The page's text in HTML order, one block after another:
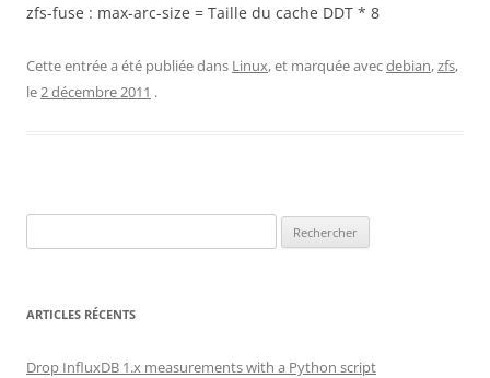
zfs-fuse : max-arc-size = Taille du cache DDT * 8
Cette entrée a été publiée dans Linux, et marquée avecdebian,zfs,
le2 décembre 2011 .
ARTICLES RÉCENTS
Drop InfluxDB 1.x measurements with a Python script